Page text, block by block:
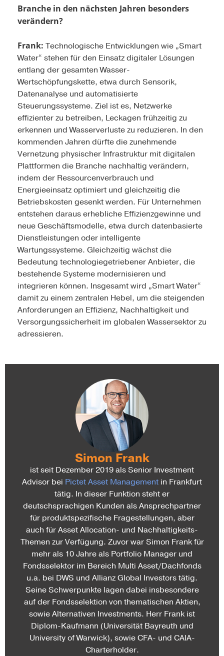
Branche in den nächsten Jahren besonders
verändern?
Frank: Technologische Entwicklungen wie „Smart
Water“ stehen für den Einsatz digitaler Lösungen
entlang der gesamten Wasser-
Wertschöpfungskette, etwa durch Sensorik,
Datenanalyse und automatisierte
Steuerungssysteme. Ziel ist es, Netzwerke
effizienter zu betreiben, Leckagen frühzeitig zu
erkennen und Wasserverluste zu reduzieren. In den
kommenden Jahren dürfte die zunehmende
Vernetzung physischer Infrastruktur mit digitalen
Plattformen die Branche nachhaltig verändern,
indem der Ressourcenverbrauch und
Energieeinsatz optimiert und gleichzeitig die
Betriebskosten gesenkt werden. Für Unternehmen
entstehen daraus erhebliche Effizienzgewinne und
neue Geschäftsmodelle, etwa durch datenbasierte
Dienstleistungen oder intelligente
Wartungssysteme. Gleichzeitig wächst die
Bedeutung technologiegetriebener Anbieter, die
bestehende Systeme modernisieren und
integrieren können. Insgesamt wird „Smart Water“
damit zu einem zentralen Hebel, um die steigenden
Anforderungen an Effizienz, Nachhaltigkeit und
Versorgungssicherheit im globalen Wassersektor zu
adressieren.
Simon Frank
ist seit Dezember 2019 als Senior Investment
Advisor bei Pictet Asset Management in Frankfurt
tätig. In dieser Funktion steht er
deutschsprachigen Kunden als Ansprechpartner
für produktspezifische Fragestellungen, aber
auch für Asset Allocation- und Nachhaltigkeits-
Themen zur Verfügung. Zuvor war Simon Frank für
mehr als 10 Jahre als Portfolio Manager und
Fondsselektor im Bereich Multi Asset/Dachfonds
u.a. bei DWS und Allianz Global Investors tätig.
Seine Schwerpunkte lagen dabei insbesondere
auf der Fondsselektion von thematischen Aktien,
sowie Alternativen Investments. Herr Frank ist
Diplom-Kaufmann (Universität Bayreuth und
University of Warwick), sowie CFA- und CAIA-
Charterholder.